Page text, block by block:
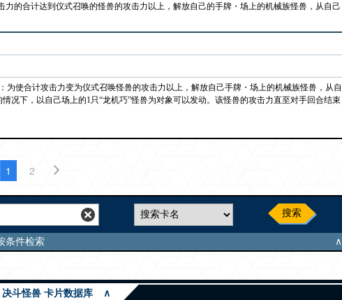
的合计达到仪式召唤的怪兽的攻击力以上，解放自己的手牌・场上的机械族怪兽，从自己
使合计攻击力变为仪式召唤怪兽的攻击力以上，解放自己手牌・场上的机械族怪兽，从自
况下，以自己场上的1只“龙机巧”怪兽为对象可以发动。该怪兽的攻击力直至对手回合结束
1 2
搜索
条件检索 ∧
斗怪兽 卡片数据库 ∧